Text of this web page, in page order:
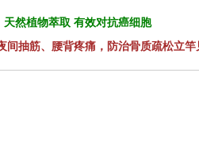
然植物萃取 有效对抗癌细胞
间抽筋、腰背疼痛，防治骨质疏松立竿